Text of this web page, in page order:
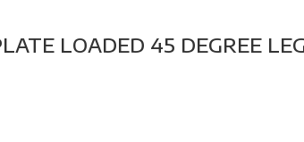
LOADED 45 DEGREE